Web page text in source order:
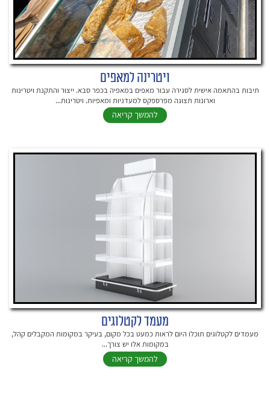
ויטרינה למאפים
תיבות בהתאמה אישית לסגירה עבור מאפים במאפיה בכפר סבא. ייצור והתקנת ויטרינות
וארונות תצוגה מפרספקס למעדניות ומאפיות. ויטרינות...
להמשך קריאה
מעמד לקטלוגים
מעמדים לקטלוגים תוכלו היום לראות כמעט בכל מקום, בעיקר במקומות המקבלים קהל,
במקומות אלו יש צורך...
להמשך קריאה